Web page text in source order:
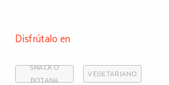
Seguir
Disfrútalo en
SNACK O
BOTANA
VEGETARIANO